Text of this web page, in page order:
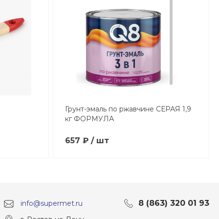
Грунт-эмаль по ржавчине СЕРАЯ 1,9
кг ФОРМУЛА
657 ₽ / шт
info@supermet.ru 8 (863) 320 01 93